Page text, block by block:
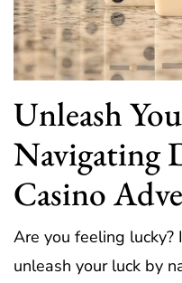
Unleash
Navigating
Casino
Are you feeling
unleash your luck by